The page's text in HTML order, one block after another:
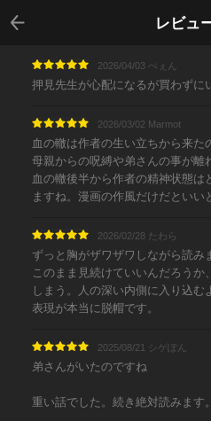
レビュ
戻る
2026/04/03 ぺぇん
押見先生が心配になるが買わずに
2026/03/02 Marmot
血の轍は作者の生い立ちから来た
母親からの呪縛や弟さんの事が離
血の轍後半から作者の精神状態は
ますね。漫画の作風だけだといい
2026/02/28 たわら
ずっと胸がザワザワしながら読み
このまま見続けていいんだろうか
しまう。人の深い内側に入り込む
表現が本当に脱帽です。
2025/08/21 シゲぽん
弟さんがいたのですね
重い話でした。続き絶対読みます。